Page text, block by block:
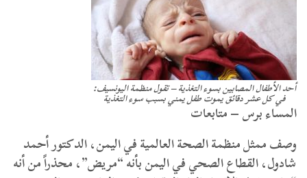
أحد الأطفال المصابين بسوء التغذية – تقول منظمة اليونسيف:
في كل عشر دقائق يموت طفل يمني بسبب سوء التغذية
المساء برس – متابعات
وصف ممثل منظمة الصحة العالمية في اليمن، الدكتور أحمد
شادول، القطاع الصحي في اليمن بأنه “مريض”، محذراً من أنه